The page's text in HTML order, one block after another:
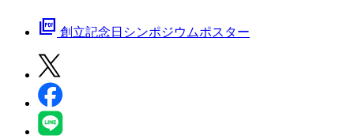
picture_as_pdf 創立記念日シンポジウムポスター